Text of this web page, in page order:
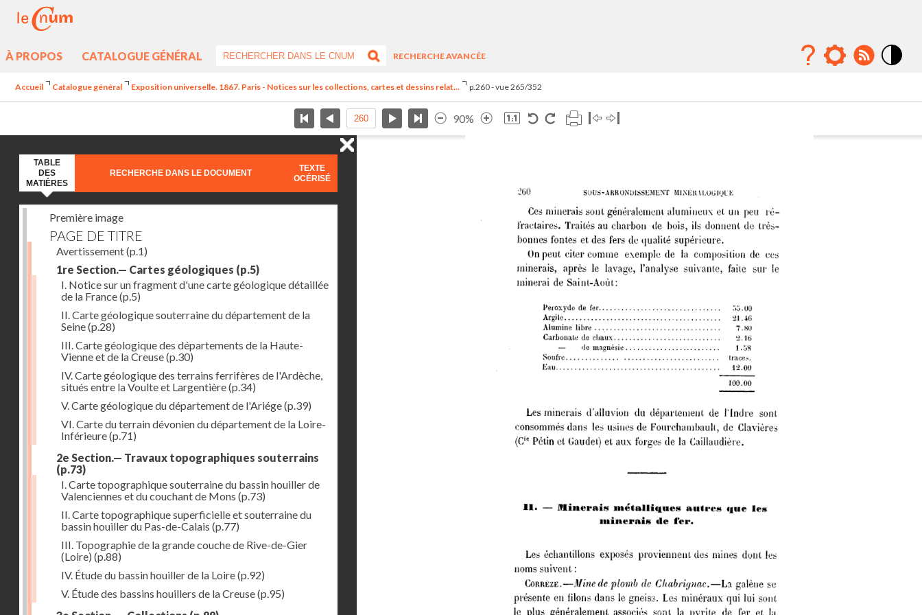
À PROPOS CATALOGUE GÉNÉRAL
RECHERCHE AVANCÉE
Accueil Catalogue général Exposition universelle. 1867. Paris - Notices sur les collections, cartes et dessins relat... p.260 - vue 265/352
90%
TABLE
DES
MATIÈRES
RECHERCHE DANS LE DOCUMENT
TEXTE
OCÉRISÉ
Première image
PAGE DE TITRE
Avertissement(p.1)
1re Section.— Cartes géologiques (p.5)
I. Notice sur un fragment d'une carte géologique détaillée
de la France(p.5)
II. Carte géologique souterraine du département de la
Seine(p.28)
III. Carte géologique des départements de la Haute-
Vienne et de la Creuse(p.30)
IV. Carte géologique des terrains ferrifères de l'Ardèche,
situés entre la Voulte et Largentière(p.34)
V. Carte géologique du département de l'Ariége(p.39)
VI. Carte du terrain dévonien du département de la Loire-
Inférieure(p.71)
2e Section.— Travaux topographiques souterrains
(p.73)
I. Carte topographique souterraine du bassin houiller de
Valenciennes et du couchant de Mons (p.73)
II. Carte topographique superficielle et souterraine du
bassin houiller du Pas-de-Calais (p.77)
III. Topographie de la grande couche de Rive-de-Gier
(Loire) (p.88)
IV. Étude du bassin houiller de la Loire(p.92)
V. Étude des bassins houillers de la Creuse(p.95)